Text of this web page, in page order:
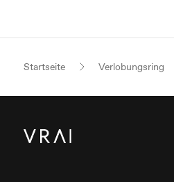
Startseite Verlobungsring